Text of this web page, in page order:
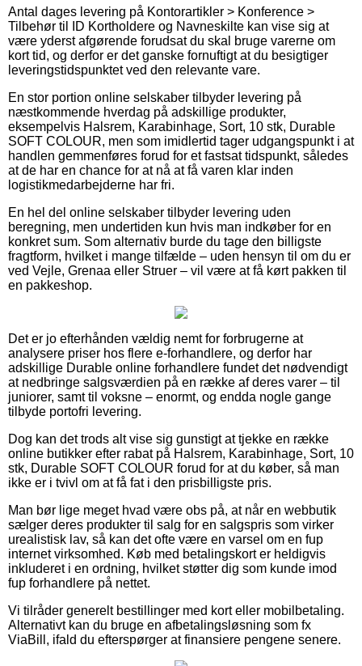
Antal dages levering på Kontorartikler > Konference >
Tilbehør til ID Kortholdere og Navneskilte kan vise sig at
være yderst afgørende forudsat du skal bruge varerne om
kort tid, og derfor er det ganske fornuftigt at du besigtiger
leveringstidspunktet ved den relevante vare.
En stor portion online selskaber tilbyder levering på
næstkommende hverdag på adskillige produkter,
eksempelvis Halsrem, Karabinhage, Sort, 10 stk, Durable
SOFT COLOUR, men som imidlertid tager udgangspunkt i at
handlen gemmenføres forud for et fastsat tidspunkt, således
at de har en chance for at nå at få varen klar inden
logistikmedarbejderne har fri.
En hel del online selskaber tilbyder levering uden
beregning, men undertiden kun hvis man indkøber for en
konkret sum. Som alternativ burde du tage den billigste
fragtform, hvilket i mange tilfælde – uden hensyn til om du er
ved Vejle, Grenaa eller Struer – vil være at få kørt pakken til
en pakkeshop.
Det er jo efterhånden vældig nemt for forbrugerne at
analysere priser hos flere e-forhandlere, og derfor har
adskillige Durable online forhandlere fundet det nødvendigt
at nedbringe salgsværdien på en række af deres varer – til
juniorer, samt til voksne – enormt, og endda nogle gange
tilbyde portofri levering.
Dog kan det trods alt vise sig gunstigt at tjekke en række
online butikker efter rabat på Halsrem, Karabinhage, Sort, 10
stk, Durable SOFT COLOUR forud for at du køber, så man
ikke er i tvivl om at få fat i den prisbilligste pris.
Man bør lige meget hvad være obs på, at når en webbutik
sælger deres produkter til salg for en salgspris som virker
urealistisk lav, så kan det ofte være en varsel om en fup
internet virksomhed. Køb med betalingskort er heldigvis
inkluderet i en ordning, hvilket støtter dig som kunde imod
fup forhandlere på nettet.
Vi tilråder generelt bestillinger med kort eller mobilbetaling.
Alternativt kan du bruge en afbetalingsløsning som fx
ViaBill, ifald du efterspørger at finansiere pengene senere.